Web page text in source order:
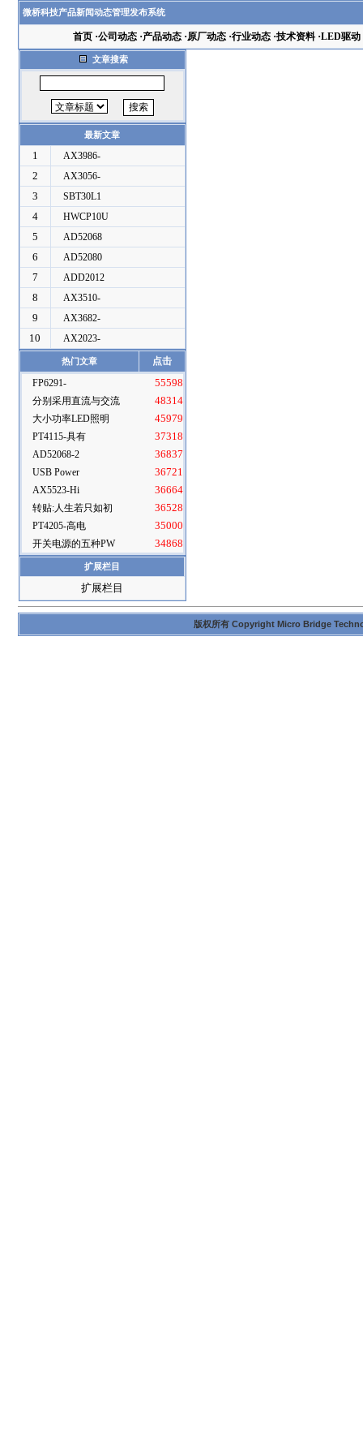
微桥科技产品新闻动态管理发布系统
首页·公司动态·产品动态·原厂动态·行业动态·技术资料·LED驱动
文章搜索
最新文章
1
AX3986-
2
AX3056-
3
SBT30L1
4
HWCP10U
5
AD52068
6
AD52080
7
ADD2012
8
AX3510-
9
AX3682-
10
AX2023-
热门文章
点击
FP6291-
55598
分别采用直流与交流
48314
大小功率LED照明
45979
PT4115-具有
37318
AD52068-2
36837
USB Power
36721
AX5523-Hi
36664
转贴:人生若只如初
36528
PT4205-高电
35000
开关电源的五种PW
34868
扩展栏目
扩展栏目
版权所有 Copyright Micro Bridge